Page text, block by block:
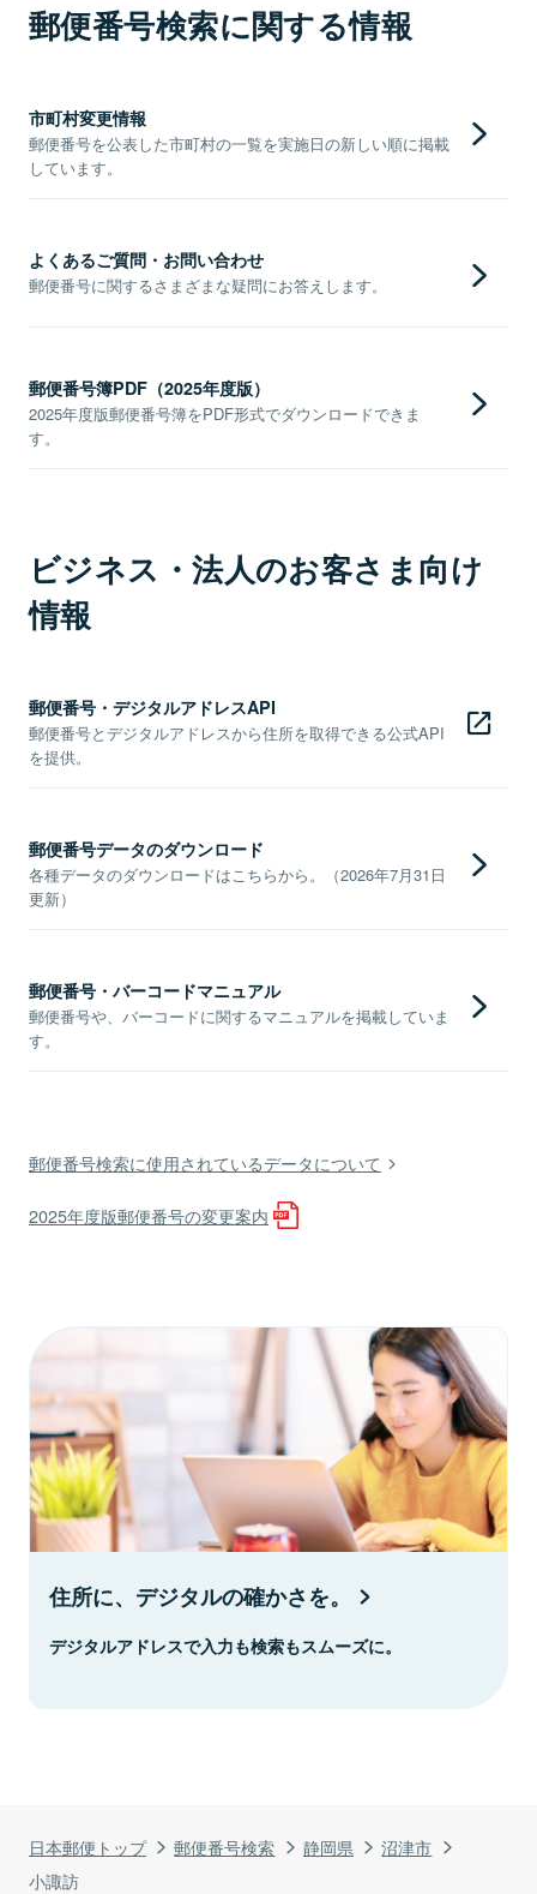
日本郵便トップ 郵便番号検索 静岡県
沼津市
小諏訪
郵便番号検索に関する情報
市町村変更情報
郵便番号を公表した市町村の一覧を実施日の新しい順に掲載
しています。
よくあるご質問・お問い合わせ
郵便番号に関するさまざまな疑問にお答えします。
郵便番号簿PDF（2025年度版）
2025年度版郵便番号簿をPDF形式でダウンロードできま
す。
ビジネス・法人のお客さま向け
情報
郵便番号・デジタルアドレスAPI
郵便番号とデジタルアドレスから住所を取得できる公式API
を提供。
郵便番号データのダウンロード
各種データのダウンロードはこちらから。（2026年7月31日
更新）
郵便番号・バーコードマニュアル
郵便番号や、バーコードに関するマニュアルを掲載していま
す。
郵便番号検索に使用されているデータについて
2025年度版郵便番号の変更案内
住所に、デジタルの確かさを。
デジタルアドレスで入力も検索もスムーズに。